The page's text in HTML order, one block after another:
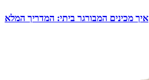
איך מכינים המבורגר ביתי: המדריך המלא